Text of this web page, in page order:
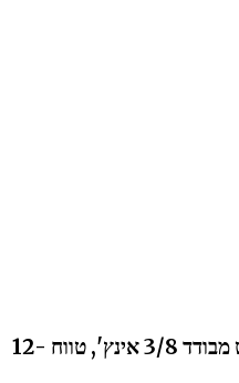
ITL Insulated מפתח מומנט מבודד 3/8 אינץ', טווח 12-